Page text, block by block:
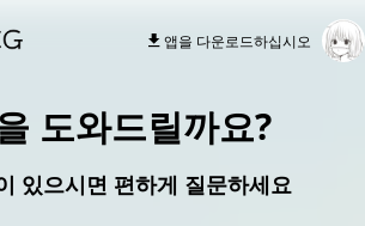
앱을 다운로드하십시오
도와드릴까요?
있으시면 편하게 질문하세요